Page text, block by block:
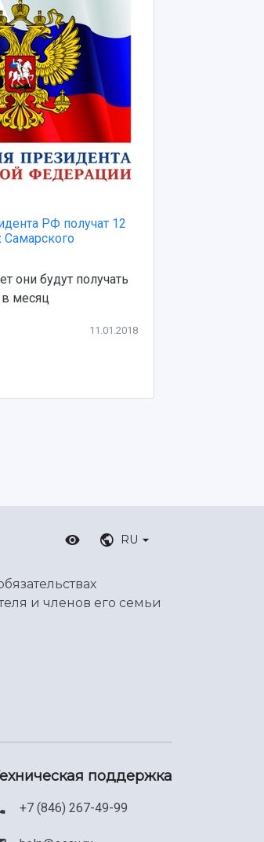
РФ получат 12
они будут получать
в месяц
11.01.2018
RU
и членов его семьи
поддержка
+7 (846) 267-49-99